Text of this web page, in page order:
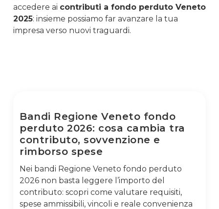
accedere ai contributi a fondo perduto Veneto
2025: insieme possiamo far avanzare la tua
impresa verso nuovi traguardi.
Bandi Regione Veneto fondo
perduto 2026: cosa cambia tra
contributo, sovvenzione e
rimborso spese
Nei bandi Regione Veneto fondo perduto
2026 non basta leggere l’importo del
contributo: scopri come valutare requisiti,
spese ammissibili, vincoli e reale convenienza